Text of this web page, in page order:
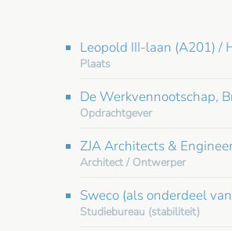
Leopold III-laan (A201) /
Plaats
De Werkvennootschap,
Opdrachtgever
ZJA Architects &
Architect / Ontwerper
Sweco (als onderdeel
Studiebureau (stabiliteit)